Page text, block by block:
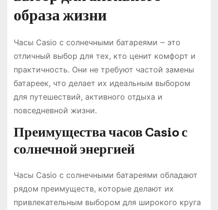
образа жизни
Часы Casio с солнечными батареями ౼ это
отличный выбор для тех, кто ценит комфорт и
практичность. Они не требуют частой замены
батареек, что делает их идеальным выбором
для путешествий, активного отдыха и
повседневной жизни.
Преимущества часов Casio с
солнечной энергией
Часы Casio с солнечными батареями обладают
рядом преимуществ, которые делают их
привлекательным выбором для широкого круга